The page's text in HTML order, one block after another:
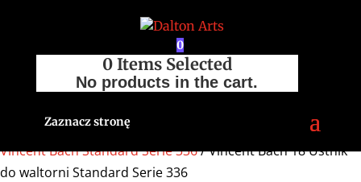
0
0 Items Selected
No products in the cart.
Zaznacz stronę
Strona główna/Sklep Waltornia
Vincent Bach Standard Serie 336/ Vincent Bach 18 Ustnik
do waltorni Standard Serie 336